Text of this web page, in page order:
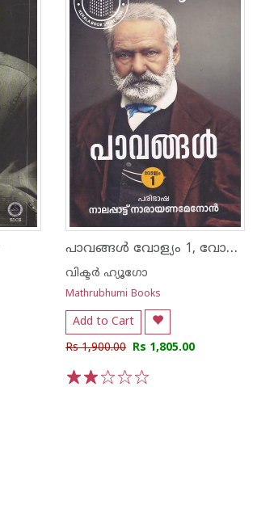
പാവങ്ങള്‍ വോള്യം 1, വോള്യം 2
വിക്ടര്‍ ഹ്യൂഗോ
Mathrubhumi Books
Add to Cart
Rs 1,900.00 Rs 1,805.00